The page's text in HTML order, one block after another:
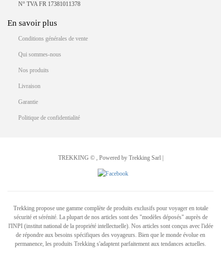
N° TVA FR 17381011378
En savoir plus
Conditions générales de vente
Qui sommes-nous
Nos produits
Livraison
Garantie
Politique de confidentialité
TREKKING © , Powered by Trekking Sarl |
Trekking propose une gamme complète de produits exclusifs pour voyager en totale
sécurité et sérénité. La plupart de nos articles sont des "modèles déposés" auprès de
l'INPI (institut national de la propriété intellectuelle). Nos articles sont conçus avec l'idée
de répondre aux besoins spécifiques des voyageurs. Bien que le monde évolue en
permanence, les produits Trekking s'adaptent parfaitement aux tendances actuelles.